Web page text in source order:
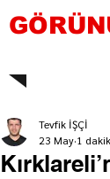
Tevfik İŞÇİ
23 May 1